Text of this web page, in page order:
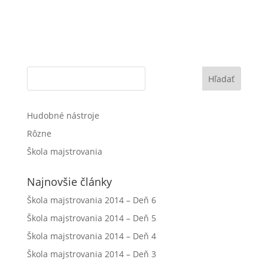
Hľadať
Hudobné nástroje
Rôzne
Škola majstrovania
Najnovšie články
Škola majstrovania 2014 – Deň 6
Škola majstrovania 2014 – Deň 5
Škola majstrovania 2014 – Deň 4
Škola majstrovania 2014 – Deň 3